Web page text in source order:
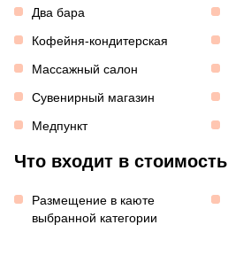
Два бара
Кофейня-кондитерская
Массажный салон
Сувенирный магазин
Медпункт
Что входит в стоимость
Размещение в каюте
выбранной категории